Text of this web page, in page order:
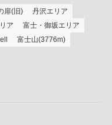
扉(旧)
丹沢エリア
ア
富士・御坂エリア
富士山(3776m)